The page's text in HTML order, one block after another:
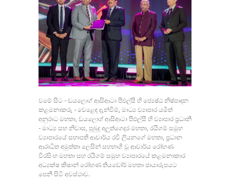
වමේ සිට - ඩයලොග් ආසිආටා පීඑල්සී හි ජ්‍යෙෂ්ඨ නිෂ්පාදන
කළමනාකරු - වෙළෙඳ දැන්වීම්, මාධ්‍ය ව්‍යාපාර යමිත්
අනුරාධ මහතා, ඩයලොග් ආසිආටා පීඑල්සී හි ව්‍යාපාර ප්‍රධානී
- මාධ්‍ය සහ නිවාස, පුබුදු අලුත්ගෙදර මහතා, රයිගම් සමූහ
ව්‍යාපාරයේ සභාපති ආචාර්ය රවී ලියනගේ මහතා, ප්‍රධාන
ආරාධිත අමුත්තා ලෙසින් සහභාගි වූ ආචාර්ය රෝහණ
වීරසිංහ මහතා සහ රයිගම් සමූහ ව්‍යාපාරයේ කළමනාකාර
අධ්‍යක්ෂ කිෂාන් රෝහණ තියඩෝර් මහතා ඡායාරූපයට
පෙනී සිටි අවස්ථාව.